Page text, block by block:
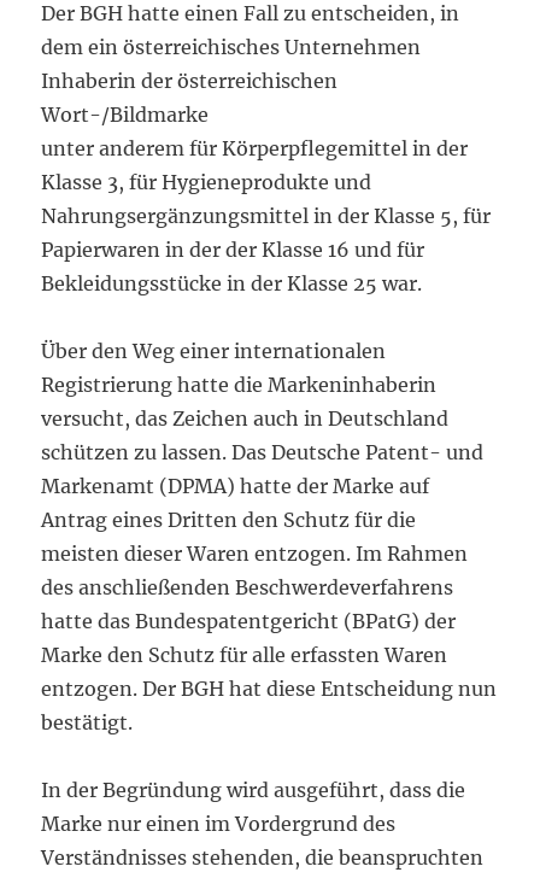
Der BGH hatte einen Fall zu entscheiden, in
dem ein österreichisches Unternehmen
Inhaberin der österreichischen
Wort-/Bildmarke
unter anderem für Körperpflegemittel in der
Klasse 3, für Hygieneprodukte und
Nahrungsergänzungsmittel in der Klasse 5, für
Papierwaren in der der Klasse 16 und für
Bekleidungsstücke in der Klasse 25 war.
Über den Weg einer internationalen
Registrierung hatte die Markeninhaberin
versucht, das Zeichen auch in Deutschland
schützen zu lassen. Das Deutsche Patent- und
Markenamt (DPMA) hatte der Marke auf
Antrag eines Dritten den Schutz für die
meisten dieser Waren entzogen. Im Rahmen
des anschließenden Beschwerdeverfahrens
hatte das Bundespatentgericht (BPatG) der
Marke den Schutz für alle erfassten Waren
entzogen. Der BGH hat diese Entscheidung nun
bestätigt.
In der Begründung wird ausgeführt, dass die
Marke nur einen im Vordergrund des
Verständnisses stehenden, die beanspruchten